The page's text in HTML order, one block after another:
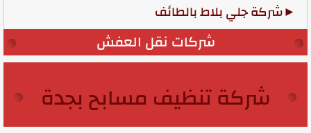
شركة جلي بلاط بالطائف
شركات نقل العفش
شركة تنظيف مسابح بجدة